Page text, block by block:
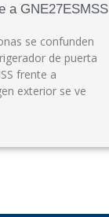
a GNE27ESMSS
se confunden
de puerta
frente a
exterior se ve